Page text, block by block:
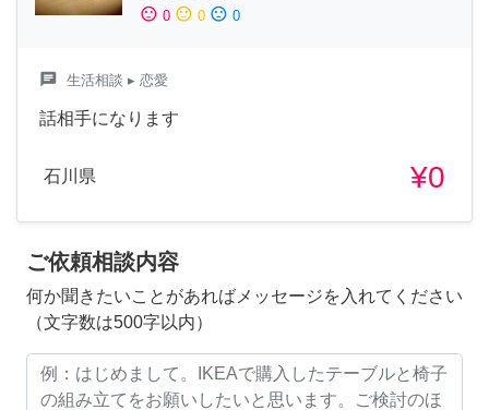
sentiment_satisfied 0 sentiment_neutral 0 sentiment_dissatisfied 0
chat 生活相談 ▸ 恋愛
話相手になります
石川県 ¥0
ご依頼相談内容
何か聞きたいことがあればメッセージを入れてください
（文字数は500字以内）